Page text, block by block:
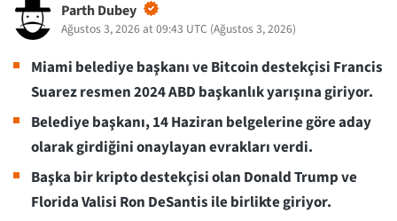
Parth Dubey
Ağustos 3, 2026 at 09:43 UTC (Ağustos 3, 2026)
Miami belediye başkanı ve Bitcoin destekçisi Francis
Suarez resmen 2024 ABD başkanlık yarışına giriyor.
Belediye başkanı, 14 Haziran belgelerine göre aday
olarak girdiğini onaylayan evrakları verdi.
Başka bir kripto destekçisi olan Donald Trump ve
Florida Valisi Ron DeSantis ile birlikte giriyor.